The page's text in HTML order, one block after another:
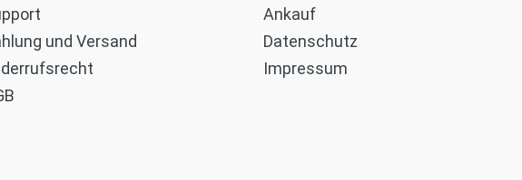
und Versand
Ankauf
Datenschutz
Impressum